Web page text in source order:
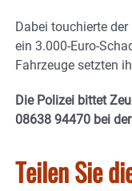
Dabei touchierte
ein 3.000-Euro-
Fahrzeuge setzten
Die Polizei bittet
08638 94470 bei
Teilen Sie